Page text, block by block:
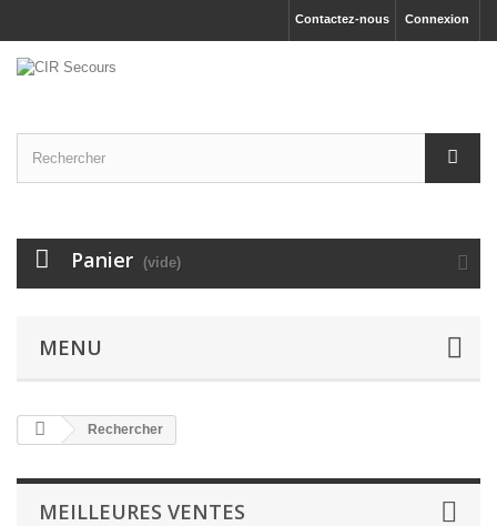
Connexion
Contactez-nous
Panier (vide)
MENU
Rechercher
MEILLEURES VENTES